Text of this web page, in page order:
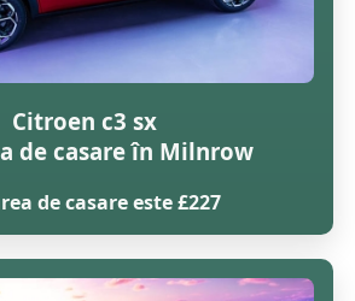
Citroen c3 sx
de casare în Milnrow
de casare este £227